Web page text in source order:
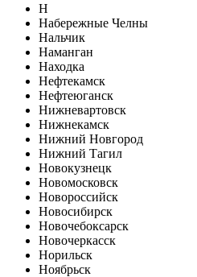
Н
Набережные Челны
Нальчик
Наманган
Находка
Нефтекамск
Нефтеюганск
Нижневартовск
Нижнекамск
Нижний Новгород
Нижний Тагил
Новокузнецк
Новомосковск
Новороссийск
Новосибирск
Новочебоксарск
Новочеркасск
Норильск
Ноябрьск